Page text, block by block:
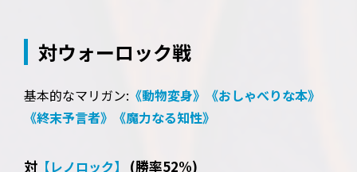
対ウォーロック戦
基本的なマリガン: 《動物変身》
《おしゃべりな本》
《終末予言者》
《魔力なる知性》
対 【レノロック】 (勝率52%)